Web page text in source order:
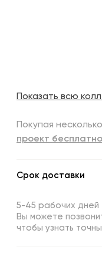
Показать всю
Покупая
проект бесплатно
Срок доставки
5-45 рабочих дней
Вы можете
чтобы узнать